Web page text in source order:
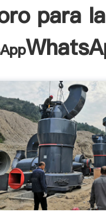
para